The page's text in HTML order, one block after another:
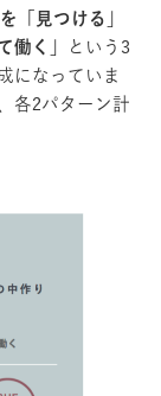
「見つける」
働く
という3
になっていま
各2パターン計